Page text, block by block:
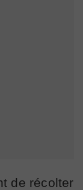
de récolter